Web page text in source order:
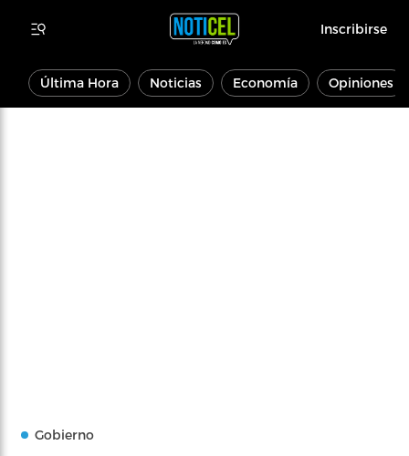
Inscribirse
Última Hora Noticias Economía Opiniones
Gobierno